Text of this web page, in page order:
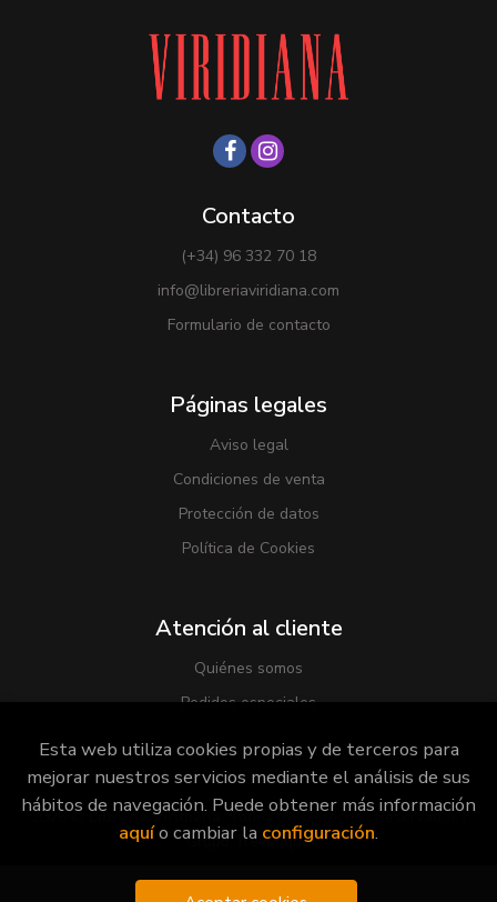
Contacto
(+34) 96 332 70 18
info@libreriaviridiana.com
Formulario de contacto
Páginas legales
Aviso legal
Condiciones de venta
Protección de datos
Política de Cookies
Atención al cliente
Quiénes somos
Pedidos especiales
2026 © Librería Viridiana . Todos los Derechos Reservados |
Grupo Trevenque
Esta web utiliza cookies propias y de terceros para
mejorar nuestros servicios mediante el análisis de sus
hábitos de navegación. Puede obtener más información
aquío cambiar la configuración.